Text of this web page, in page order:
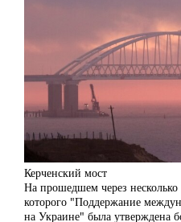
Керченский мост
На прошедшем через несколько
которого "Поддержание
на Украине" была утверждена